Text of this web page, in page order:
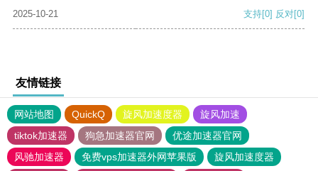
2025-10-21
支持[0] 反对[0]
友情链接
网站地图 QuickQ 旋风加速度器
旋风加速
tiktok加速器
狗急加速器官网
优途加速器官网
风驰加速器
免费vps加速器外网苹果版 旋风加速度器